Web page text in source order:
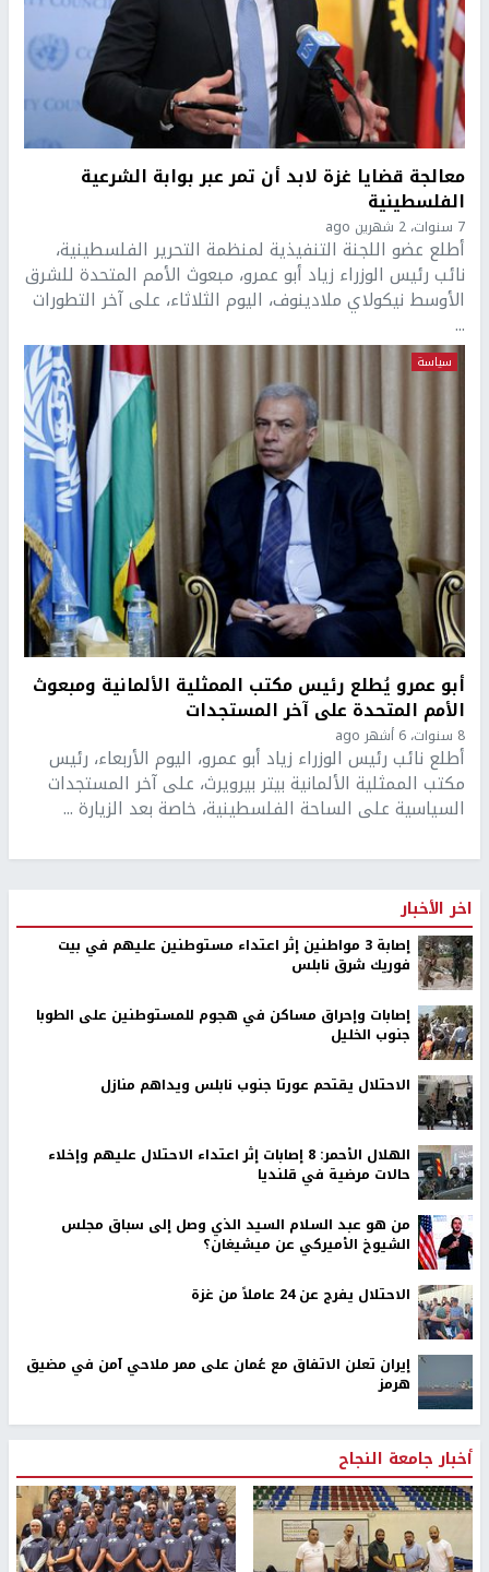
معالجة قضايا غزة لابد أن تمر عبر بوابة الشرعية
الفلسطينية
7 سنوات، 2 شهرين ago
أطلع عضو اللجنة التنفيذية لمنظمة التحرير الفلسطينية،
نائب رئيس الوزراء زياد أبو عمرو، مبعوث الأمم المتحدة للشرق
الأوسط نيكولاي ملادينوف، اليوم الثلاثاء، على آخر التطورات
...
سياسة
أبو عمرو يُطلع رئيس مكتب الممثلية الألمانية ومبعوث
الأمم المتحدة على آخر المستجدات
8 سنوات، 6 أشهر ago
أطلع نائب رئيس الوزراء زياد أبو عمرو، اليوم الأربعاء، رئيس
مكتب الممثلية الألمانية بيتر بيرويرث، على آخر المستجدات
السياسية على الساحة الفلسطينية، خاصة بعد الزيارة ...
اخر الأخبار
إصابة 3 مواطنين إثر اعتداء مستوطنين عليهم في بيت
فوريك شرق نابلس
إصابات وإحراق مساكن في هجوم للمستوطنين على الطوبا
جنوب الخليل
الاحتلال يقتحم عورتا جنوب نابلس ويداهم منازل
الهلال الأحمر: 8 إصابات إثر اعتداء الاحتلال عليهم وإخلاء
حالات مرضية في قلنديا
من هو عبد السلام السيد الذي وصل إلى سباق مجلس
الشيوخ الأميركي عن ميشيغان؟
الاحتلال يفرج عن 24 عاملاً من غزة
إيران تعلن الاتفاق مع عُمان على ممر ملاحي آمن في مضيق
هرمز
أخبار جامعة النجاح